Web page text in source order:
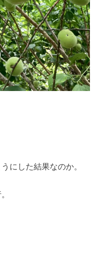
にした結果なのか。